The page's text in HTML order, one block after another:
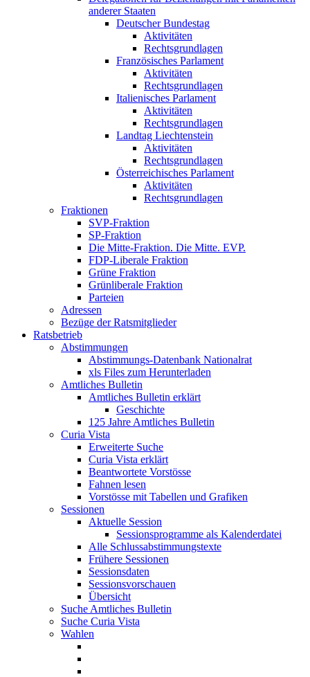
anderer Staaten
Deutscher Bundestag
Aktivitäten
Rechtsgrundlagen
Französisches Parlament
Aktivitäten
Rechtsgrundlagen
Italienisches Parlament
Aktivitäten
Rechtsgrundlagen
Landtag Liechtenstein
Aktivitäten
Rechtsgrundlagen
Österreichisches Parlament
Aktivitäten
Rechtsgrundlagen
Fraktionen
SVP-Fraktion
SP-Fraktion
Die Mitte-Fraktion. Die Mitte. EVP.
FDP-Liberale Fraktion
Grüne Fraktion
Grünliberale Fraktion
Parteien
Adressen
Bezüge der Ratsmitglieder
Ratsbetrieb
Abstimmungen
Abstimmungs-Datenbank Nationalrat
xls Files zum Herunterladen
Amtliches Bulletin
Amtliches Bulletin erklärt
Geschichte
125 Jahre Amtliches Bulletin
Curia Vista
Erweiterte Suche
Curia Vista erklärt
Beantwortete Vorstösse
Fahnen lesen
Vorstösse mit Tabellen und Grafiken
Sessionen
Aktuelle Session
Sessionsprogramme als Kalenderdatei
Alle Schlussabstimmungstexte
Frühere Sessionen
Sessionsdaten
Sessionsvorschauen
Übersicht
Suche Amtliches Bulletin
Suche Curia Vista
Wahlen